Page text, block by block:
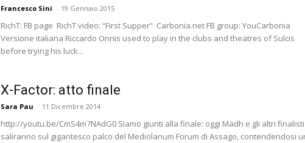
Francesco Sini - 19 Gennaio 2015
RichT: FB page RichT video: “First Supper” Carbonia.net FB group: YouCarbonia
Versione italiana Riccardo Onnis used to play in the clubs and theatres of Sulcis
before trying his luck...
X-Factor: atto finale
Sara Pau - 11 Dicembre 2014
http://youtu.be/CmS4m7NAdG0 Siamo giunti alla finale: oggi Madh e gli altri finalisti
saliranno sul gigantesco palco del Mediolanum Forum di Assago, contendendosi